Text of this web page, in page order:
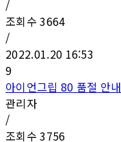
/
조회수3664
/
2022.01.20 16:53
9
아이언그립 80 품절 안내
관리자
/
조회수3756